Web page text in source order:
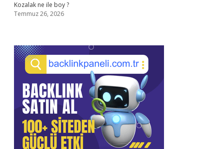
Kozalak ne ile boy ?
Temmuz 26, 2026